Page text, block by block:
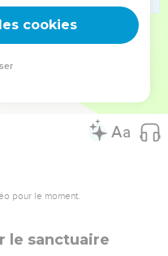
moi-même ma
autorisation. Pour vous procurer
pour le moment.
le sanctuaire
cookies